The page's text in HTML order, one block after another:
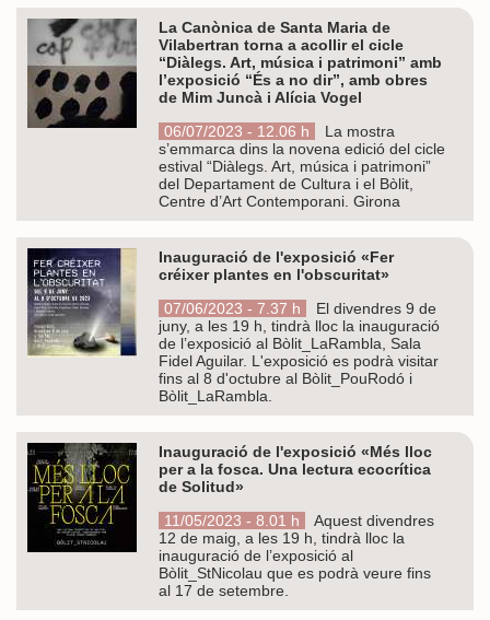
La Canònica de Santa Maria de
Vilabertran torna a acollir el cicle
“Diàlegs. Art, música i patrimoni” amb
l’exposició “És a no dir”, amb obres
de Mim Juncà i Alícia Vogel
06/07/2023 - 12.06 h
La mostra
s’emmarca dins la novena edició del cicle
estival “Diàlegs. Art, música i patrimoni”
del Departament de Cultura i el Bòlit,
Centre d’Art Contemporani. Girona
Inauguració de l'exposició «Fer
créixer plantes en l'obscuritat»
07/06/2023 - 7.37 h
El divendres 9 de
juny, a les 19 h, tindrà lloc la inauguració
de l’exposició al Bòlit_LaRambla, Sala
Fidel Aguilar. L'exposició es podrà visitar
fins al 8 d'octubre al Bòlit_PouRodó i
Bòlit_LaRambla.
Inauguració de l'exposició «Més lloc
per a la fosca. Una lectura ecocrítica
de Solitud»
11/05/2023 - 8.01 h
Aquest divendres
12 de maig, a les 19 h, tindrà lloc la
inauguració de l’exposició al
Bòlit_StNicolau que es podrà veure fins
al 17 de setembre.